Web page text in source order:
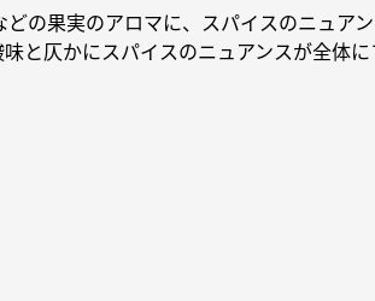
の果実のアロマに、スパイスのニュア
と仄かにスパイスのニュアンスが全体に